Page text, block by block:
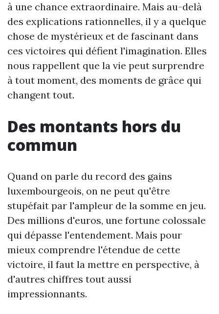
à une chance extraordinaire. Mais au-delà
des explications rationnelles, il y a quelque
chose de mystérieux et de fascinant dans
ces victoires qui défient l'imagination. Elles
nous rappellent que la vie peut surprendre
à tout moment, des moments de grâce qui
changent tout.
Des montants hors du
commun
Quand on parle du record des gains
luxembourgeois, on ne peut qu'être
stupéfait par l'ampleur de la somme en jeu.
Des millions d'euros, une fortune colossale
qui dépasse l'entendement. Mais pour
mieux comprendre l'étendue de cette
victoire, il faut la mettre en perspective, à
d'autres chiffres tout aussi
impressionnants.